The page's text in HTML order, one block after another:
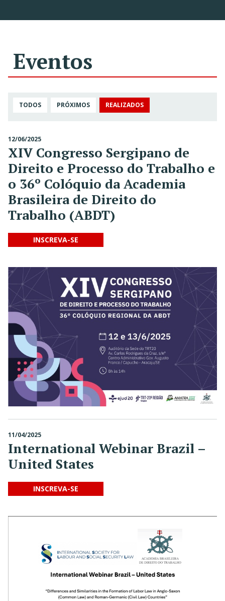
Eventos
TODOS PRÓXIMOS REALIZADOS
12/06/2025
XIV Congresso Sergipano de
Direito e Processo do Trabalho e
o 36º Colóquio da Academia
Brasileira de Direito do
Trabalho (ABDT)
INSCREVA-SE
11/04/2025
International Webinar Brazil –
United States
INSCREVA-SE